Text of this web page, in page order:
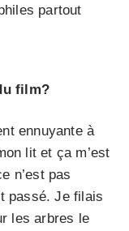
partout
film?
ennuyante à
lit et ça m’est
n’est pas
passé. Je filais
les arbres le